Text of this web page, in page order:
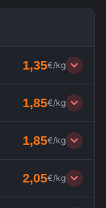
1,35€/kg
1,85€/kg
1,85€/kg
2,05€/kg